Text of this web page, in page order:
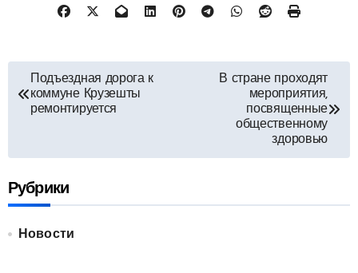
Навигация
по
Подъездная дорога к
коммуне Крузешты
ремонтируется
В стране проходят
мероприятия,
посвященные
общественному
здоровью
Рубрики
Новости